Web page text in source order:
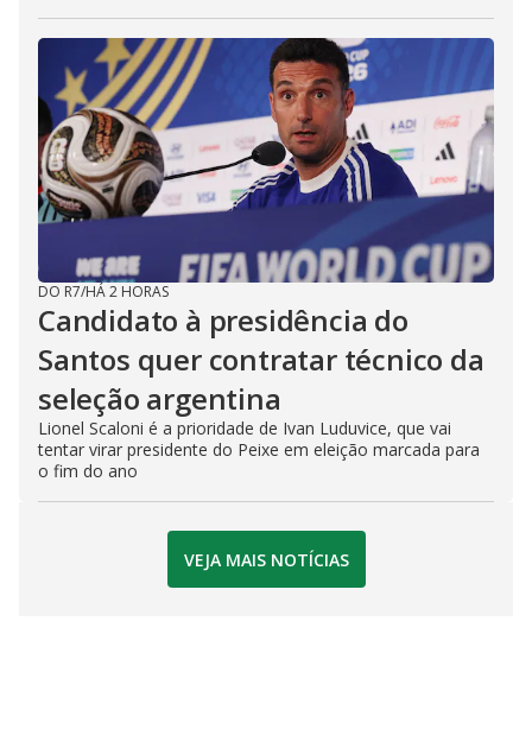
DO R7/HÁ 2 HORAS
Candidato à presidência do
Santos quer contratar técnico da
seleção argentina
Lionel Scaloni é a prioridade de Ivan Luduvice, que vai
tentar virar presidente do Peixe em eleição marcada para
o fim do ano
VEJA MAIS NOTÍCIAS